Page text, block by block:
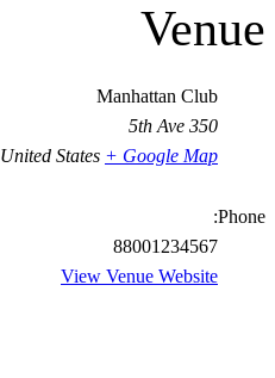
Venue
Manhattan Club
350 5th Ave
United States + Google Map
Phone:
88001234567
View Venue Website